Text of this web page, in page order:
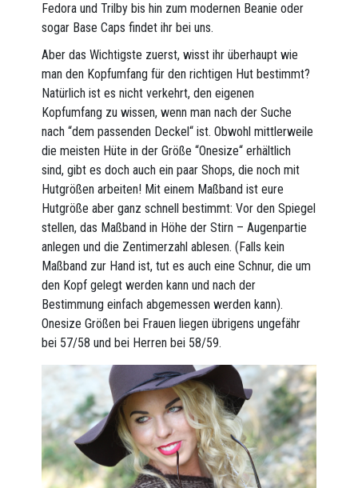
Fedora und Trilby bis hin zum modernen Beanie oder
sogar Base Caps findet ihr bei uns.
Aber das Wichtigste zuerst, wisst ihr überhaupt wie
man den Kopfumfang für den richtigen Hut bestimmt?
Natürlich ist es nicht verkehrt, den eigenen
Kopfumfang zu wissen, wenn man nach der Suche
nach “dem passenden Deckel“ ist. Obwohl mittlerweile
die meisten Hüte in der Größe “Onesize“ erhältlich
sind, gibt es doch auch ein paar Shops, die noch mit
Hutgrößen arbeiten! Mit einem Maßband ist eure
Hutgröße aber ganz schnell bestimmt: Vor den Spiegel
stellen, das Maßband in Höhe der Stirn – Augenpartie
anlegen und die Zentimerzahl ablesen. (Falls kein
Maßband zur Hand ist, tut es auch eine Schnur, die um
den Kopf gelegt werden kann und nach der
Bestimmung einfach abgemessen werden kann).
Onesize Größen bei Frauen liegen übrigens ungefähr
bei 57/58 und bei Herren bei 58/59.